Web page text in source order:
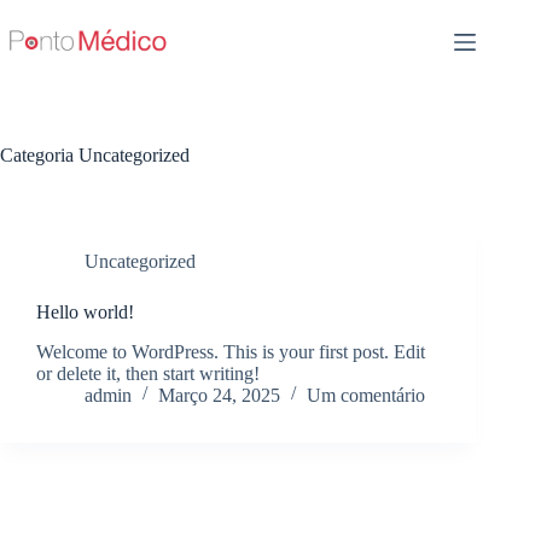
para
Categoria Uncategorized
Uncategorized
Hello world!
Welcome to WordPress. This is your first post. Edit
or delete it, then start writing!
admin
Março 24, 2025 Um comentário